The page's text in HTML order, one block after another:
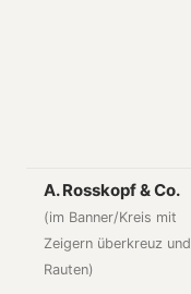
A. Rosskopf & Co.
(im Banner/Kreis mit
Zeigern überkreuz und
Rauten)